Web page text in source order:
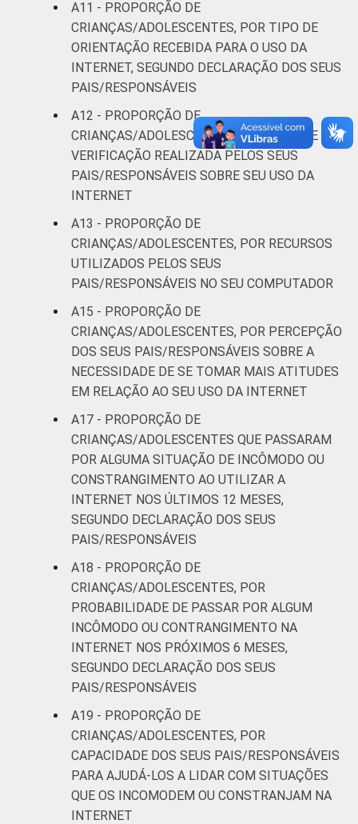
A11 - PROPORÇÃO DE
CRIANÇAS/ADOLESCENTES, POR TIPO DE
ORIENTAÇÃO RECEBIDA PARA O USO DA
INTERNET, SEGUNDO DECLARAÇÃO DOS SEUS
PAIS/RESPONSÁVEIS
A12 - PROPORÇÃO DE
CRIANÇAS/ADOLESCENTES, POR TIPO DE
VERIFICAÇÃO REALIZADA PELOS SEUS
PAIS/RESPONSÁVEIS SOBRE SEU USO DA
INTERNET
A13 - PROPORÇÃO DE
CRIANÇAS/ADOLESCENTES, POR RECURSOS
UTILIZADOS PELOS SEUS
PAIS/RESPONSÁVEIS NO SEU COMPUTADOR
A15 - PROPORÇÃO DE
CRIANÇAS/ADOLESCENTES, POR PERCEPÇÃO
DOS SEUS PAIS/RESPONSÁVEIS SOBRE A
NECESSIDADE DE SE TOMAR MAIS ATITUDES
EM RELAÇÃO AO SEU USO DA INTERNET
A17 - PROPORÇÃO DE
CRIANÇAS/ADOLESCENTES QUE PASSARAM
POR ALGUMA SITUAÇÃO DE INCÔMODO OU
CONSTRANGIMENTO AO UTILIZAR A
INTERNET NOS ÚLTIMOS 12 MESES,
SEGUNDO DECLARAÇÃO DOS SEUS
PAIS/RESPONSÁVEIS
A18 - PROPORÇÃO DE
CRIANÇAS/ADOLESCENTES, POR
PROBABILIDADE DE PASSAR POR ALGUM
INCÔMODO OU CONTRANGIMENTO NA
INTERNET NOS PRÓXIMOS 6 MESES,
SEGUNDO DECLARAÇÃO DOS SEUS
PAIS/RESPONSÁVEIS
A19 - PROPORÇÃO DE
CRIANÇAS/ADOLESCENTES, POR
CAPACIDADE DOS SEUS PAIS/RESPONSÁVEIS
PARA AJUDÁ-LOS A LIDAR COM SITUAÇÕES
QUE OS INCOMODEM OU CONSTRANJAM NA
INTERNET